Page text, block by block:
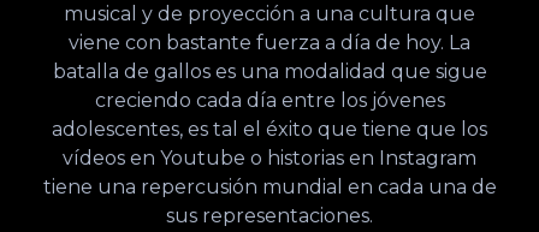
musical y de proyección a una cultura que
viene con bastante fuerza a día de hoy. La
batalla de gallos es una modalidad que sigue
creciendo cada día entre los jóvenes
adolescentes, es tal el éxito que tiene que los
vídeos en Youtube o historias en Instagram
tiene una repercusión mundial en cada una de
sus representaciones.